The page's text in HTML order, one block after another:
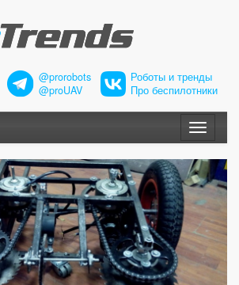
@prorobots
@proUAV
Роботы и тренды
Про беспилотники
Меню